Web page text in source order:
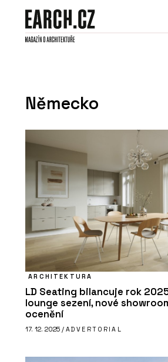
Německo
ARCHITEKTURA
LD Seating bilancuje rok
lounge sezení, nové
ocenění
17. 12. 2025 / ADVERTORIAL